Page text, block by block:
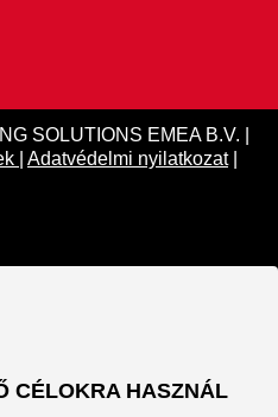
SOLUTIONS EMEA B.V. |
Adatvédelmi nyilatkozat|
CÉLOKRA HASZNÁL